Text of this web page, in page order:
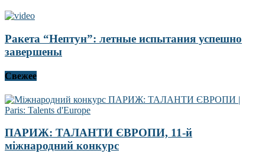
Ракета “Нептун”: летные испытания успешно
завершены
Свежее
ПАРИЖ: ТАЛАНТИ ЄВРОПИ, 11-й
міжнародний конкурс